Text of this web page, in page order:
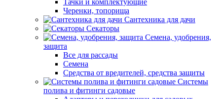
Тачки и комплектующие
Черенки, топорища
Сантехника для дачи
Секаторы
Семена, удобрения,
защита
Все для рассады
Семена
Средства от вредителей, средства защиты
Системы
полива и фитинги садовые